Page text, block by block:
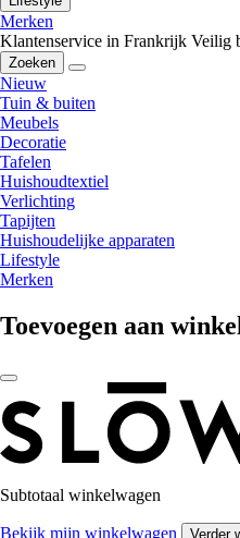
Merken
Klantenservice in Frankrijk Veilig
Zoeken
Nieuw
Tuin & buiten
Meubels
Decoratie
Tafelen
Huishoudtextiel
Verlichting
Tapijten
Huishoudelijke apparaten
Lifestyle
Merken
Toevoegen aan
Subtotaal winkelwagen
Bekijk mijn winkelwagen Verder